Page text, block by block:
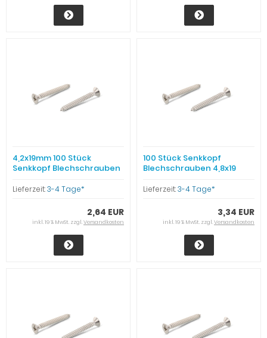
4,2x19mm 100 Stück
Senkkopf Blechschrauben
Lieferzeit:3-4 Tage*
2,64 EUR
inkl. 19 % MwSt. zzgl.Versandkosten
100 Stück Senkkopf
Blechschrauben 4,8x19
Lieferzeit:3-4 Tage*
3,34 EUR
inkl. 19 % MwSt. zzgl.Versandkosten